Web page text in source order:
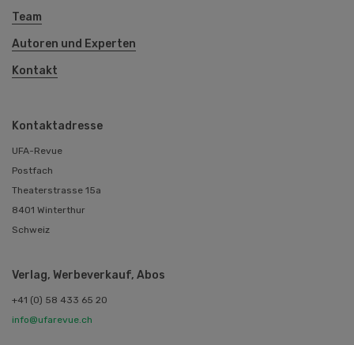
Team
Autoren und Experten
Kontakt
Kontaktadresse
UFA-Revue
Postfach
Theaterstrasse 15a
8401 Winterthur
Schweiz
Verlag, Werbeverkauf, Abos
+41 (0) 58 433 65 20
info@ufarevue.ch